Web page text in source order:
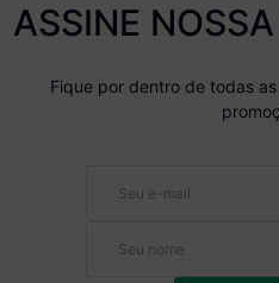
ASSINE
Fique por dentro de todas